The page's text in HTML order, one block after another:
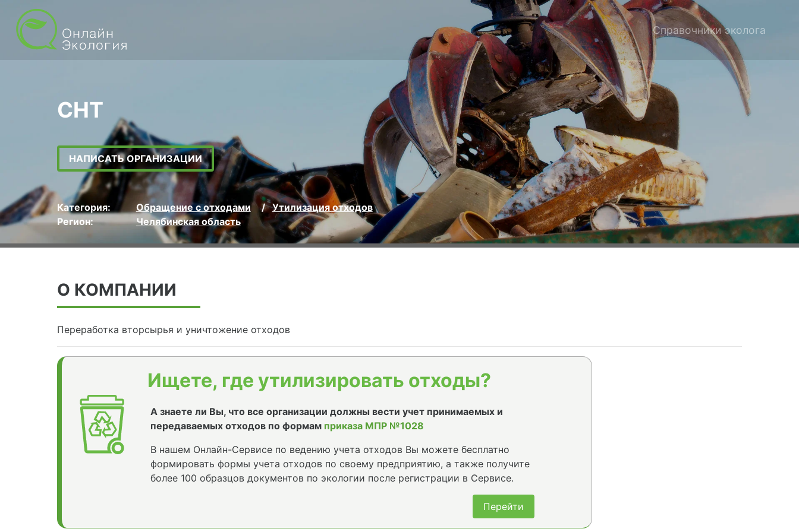
Справочники эколога
СНТ
НАПИСАТЬ ОРГАНИЗАЦИИ
Категория: Обращение с отходами
Утилизация отходов
Регион:
Челябинская область
О КОМПАНИИ
Переработка вторсырья и уничтожение отходов
Ищете, где утилизировать отходы?
А знаете ли Вы, что все организации должны вести учет принимаемых и
передаваемых отходов по формам приказа МПР №1028
В нашем Онлайн-Сервисе по ведению учета отходов Вы можете бесплатно
формировать формы учета отходов по своему предприятию, а также получите
более 100 образцов документов по экологии после регистрации в Сервисе.
Перейти